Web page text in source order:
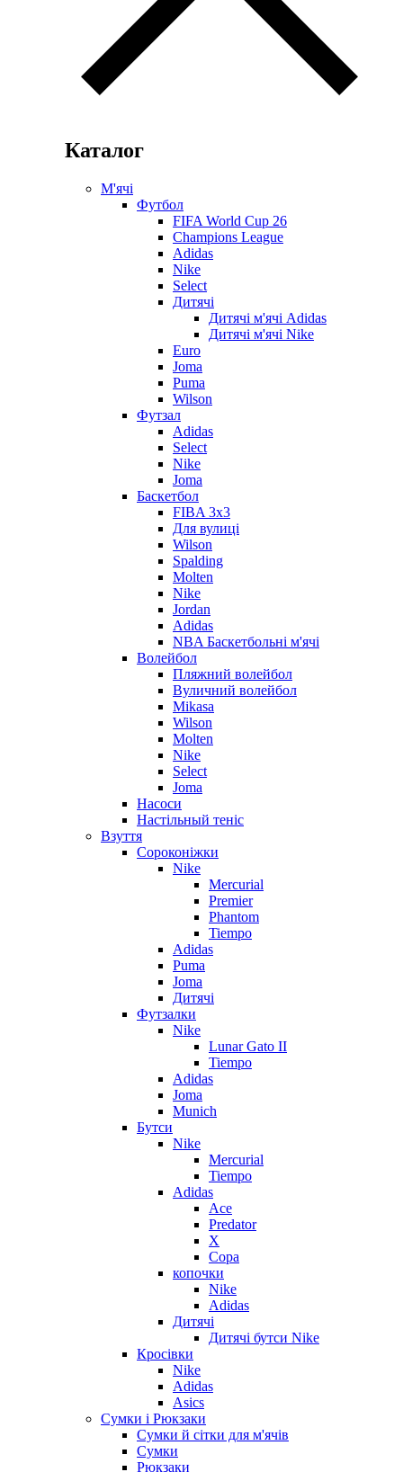
Каталог
М'ячі
Футбол
FIFA World Cup 26
Champions League
Adidas
Nike
Select
Дитячі
Дитячі м'ячі Adidas
Дитячі м'ячі Nike
Euro
Joma
Puma
Wilson
Футзал
Adidas
Select
Nike
Joma
Баскетбол
FIBA 3x3
Для вулиці
Wilson
Spalding
Molten
Nike
Jordan
Adidas
NBA Баскетбольні м'ячі
Волейбол
Пляжний волейбол
Вуличний волейбол
Mikasa
Wilson
Molten
Nike
Select
Joma
Насоси
Настільный теніс
Взуття
Сороконіжки
Nike
Mercurial
Premier
Phantom
Tiempo
Adidas
Puma
Joma
Дитячі
Футзалки
Nike
Lunar Gato II
Tiempo
Adidas
Joma
Munich
Бутси
Nike
Mercurial
Tiempo
Adidas
Ace
Predator
X
Copa
копочки
Nike
Adidas
Дитячі
Дитячі бутси Nike
Кросівки
Nike
Adidas
Asics
Сумки і Рюкзаки
Сумки й сітки для м'ячів
Сумки
Рюкзаки